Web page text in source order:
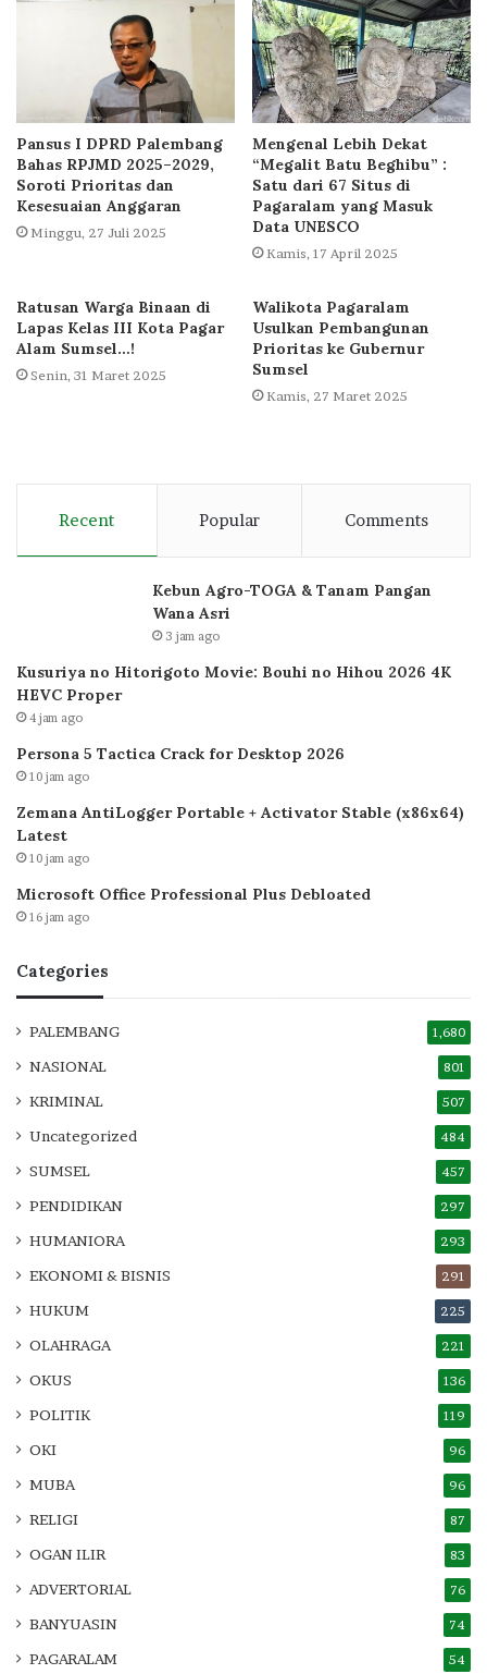
Pansus I DPRD Palembang
Bahas RPJMD 2025–2029,
Soroti Prioritas dan
Kesesuaian Anggaran
Minggu, 27 Juli 2025
Mengenal Lebih Dekat
“Megalit Batu Beghibu” :
Satu dari 67 Situs di
Pagaralam yang Masuk
Data UNESCO
Kamis, 17 April 2025
Ratusan Warga Binaan di
Lapas Kelas III Kota Pagar
Alam Sumsel…!
Senin, 31 Maret 2025
Walikota Pagaralam
Usulkan Pembangunan
Prioritas ke Gubernur
Sumsel
Kamis, 27 Maret 2025
Recent Popular Comments
Kebun Agro-TOGA & Tanam Pangan
Wana Asri
3 jam ago
Kusuriya no Hitorigoto Movie: Bouhi no Hihou 2026 4K
HEVC Proper
4 jam ago
Persona 5 Tactica Crack for Desktop 2026
10 jam ago
Zemana AntiLogger Portable + Activator Stable (x86x64)
Latest
10 jam ago
Microsoft Office Professional Plus Debloated
16 jam ago
Categories
PALEMBANG 1,680
NASIONAL 801
KRIMINAL 507
Uncategorized 484
SUMSEL 457
PENDIDIKAN 297
HUMANIORA 293
EKONOMI & BISNIS 291
HUKUM 225
OLAHRAGA 221
OKUS 136
POLITIK 119
OKI 96
MUBA 96
RELIGI 87
OGAN ILIR 83
ADVERTORIAL 76
BANYUASIN 74
PAGARALAM 54